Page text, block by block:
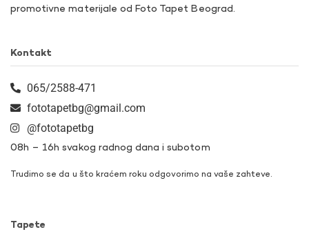
promotivne materijale od Foto Tapet Beograd.
Kontakt
065/2588-471
fototapetbg@gmail.com
@fototapetbg
08h – 16h svakog radnog dana i subotom
Trudimo se da u što kraćem roku odgovorimo na vaše zahteve.
Tapete